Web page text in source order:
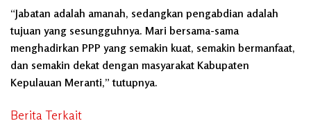
“Jabatan adalah amanah, sedangkan pengabdian adalah
tujuan yang sesungguhnya. Mari bersama-sama
menghadirkan PPP yang semakin kuat, semakin bermanfaat,
dan semakin dekat dengan masyarakat Kabupaten
Kepulauan Meranti,” tutupnya.
Berita Terkait